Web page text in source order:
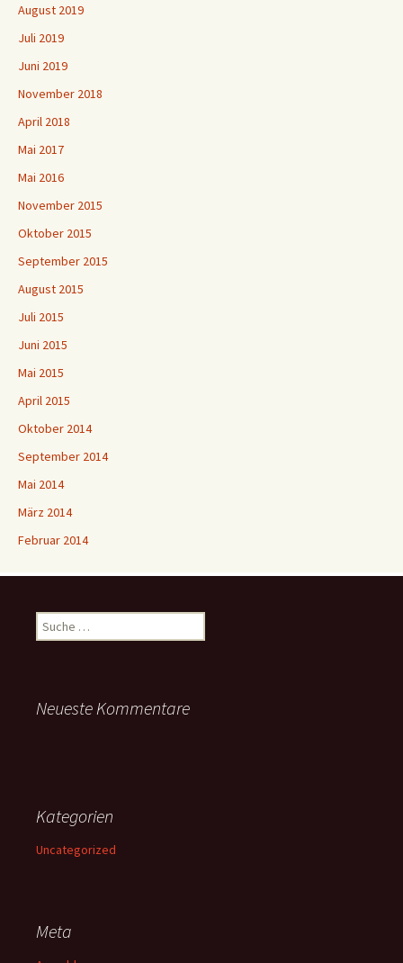
August 2019
Juli 2019
Juni 2019
November 2018
April 2018
Mai 2017
Mai 2016
November 2015
Oktober 2015
September 2015
August 2015
Juli 2015
Juni 2015
Mai 2015
April 2015
Oktober 2014
September 2014
Mai 2014
März 2014
Februar 2014
Suche
nach:
Neueste Kommentare
Kategorien
Uncategorized
Meta